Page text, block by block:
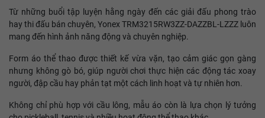
Từ những buổi tập luyện hằng ngày đến các giải đấu phong trào
hay thi đấu bán chuyên, Yonex TRM3215RW3ZZ-DAZZBL-LZZZ luôn
mang đến hình ảnh năng động và chuyên nghiệp.
Form áo thể thao được thiết kế vừa vặn, tạo cảm giác gọn gàng
nhưng không gò bó, giúp người chơi thực hiện các động tác xoay
người, đập cầu hay phản tạt một cách linh hoạt và tự nhiên hơn.
Không chỉ phù hợp với cầu lông, mẫu áo còn là lựa chọn lý tưởng